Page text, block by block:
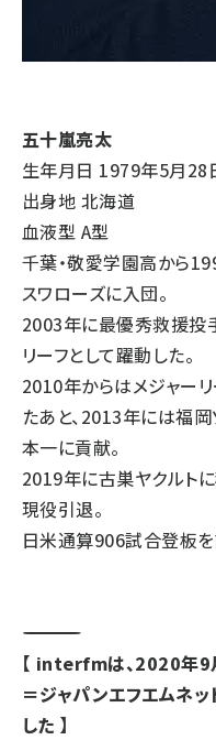
五十嵐亮太
生年月日 1979年5月28
出身地 北海道
血液型 A型
千葉・敬愛学園高から
スワローズに入団。
2003年に最優秀救援投
リーフとして躍動した。
2010年からはメジャー
たあと、2013年には福
本一に貢献。
2019年に古巣ヤクルト
現役引退。
日米通算906試合登板を
――――――――――――――――――――――――――――――――――――――――――――――
【 interfmは、2020年9
＝ジャパンエフエムネ
した 】